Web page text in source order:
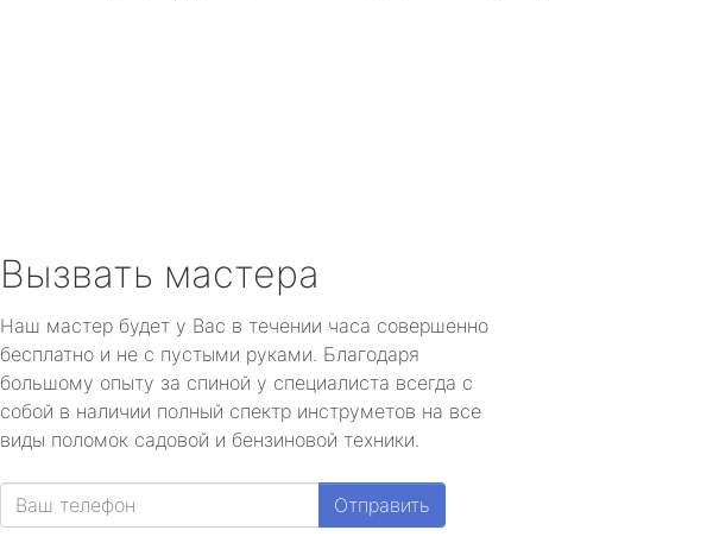
Вызвать мастера
Наш мастер будет у Вас в течении часа совершенно
бесплатно и не с пустыми руками. Благодаря
большому опыту за спиной у специалиста всегда с
собой в наличии полный спектр инструметов на все
виды поломок садовой и бензиновой техники.
Отправить